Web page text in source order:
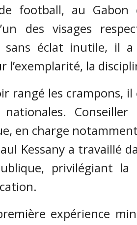
football, au Gabon
des visages
sans éclat inutile, il
l’exemplarité, la
rangé les crampons,
nationales.
en charge
Kessany a travaillé
privilégiant
expérience